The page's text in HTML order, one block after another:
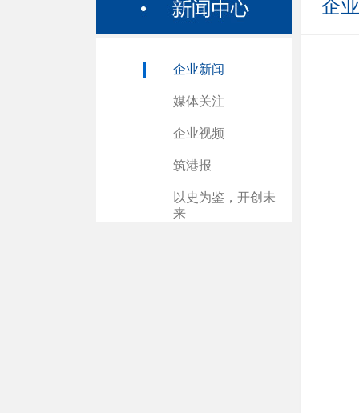
企业新闻
媒体关注
企业视频
筑港报
以史为鉴，开创未
来
企